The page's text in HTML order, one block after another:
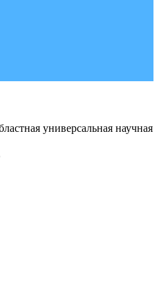
универсальная научная